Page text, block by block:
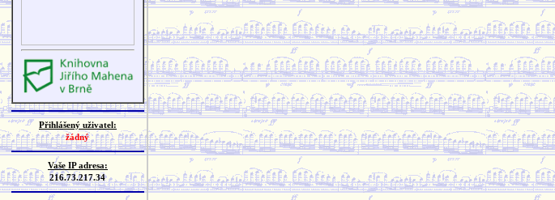
Přihlášený uživatel:
žádný
Vaše IP adresa:
216.73.217.34